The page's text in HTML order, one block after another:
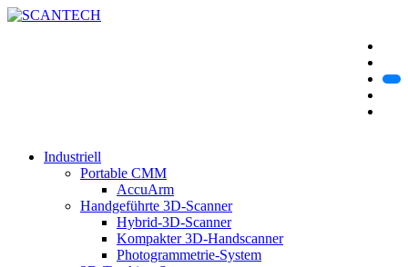
Industriell
Portable CMM
AccuArm
Handgeführte 3D-Scanner
Hybrid-3D-Scanner
Kompakter 3D-Handscanner
Photogrammetrie-System